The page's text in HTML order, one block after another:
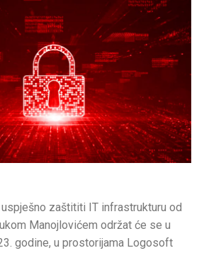
uspješno zaštititi IT infrastrukturu od
Manojlovićem održat će se u
godine, u prostorijama Logosoft